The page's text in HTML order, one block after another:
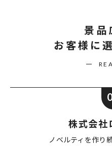
景品
お客様に
株式会社
ノベルティを作り